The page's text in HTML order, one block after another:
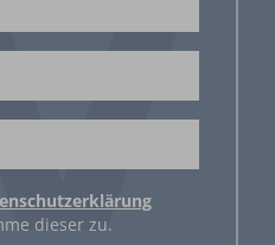
dieser zu.